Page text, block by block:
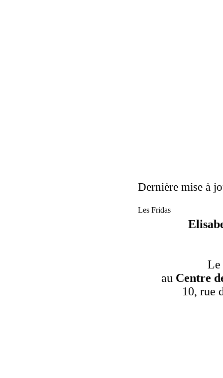
Dernière mise à
Les Fridas
Le
au Centre
10, rue